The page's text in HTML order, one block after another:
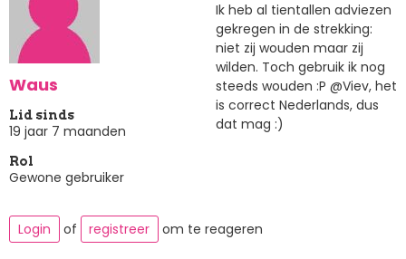
Waus
Lid sinds
19 jaar 7 maanden
Rol
Gewone gebruiker
Ik heb al tientallen adviezen
gekregen in de strekking:
niet zij wouden maar zij
wilden. Toch gebruik ik nog
steeds wouden :P @Viev, het
is correct Nederlands, dus
dat mag :)
Login of registreer om te reageren